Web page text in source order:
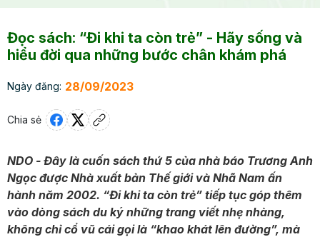
Đọc sách: “Đi khi ta còn trẻ” - Hãy sống và
hiểu đời qua những bước chân khám phá
Ngày đăng: 28/09/2023
Chia sẻ
NDO - Đây là cuốn sách thứ 5 của nhà báo Trương Anh
Ngọc được Nhà xuất bản Thế giới và Nhã Nam ấn
hành năm 2002. “Đi khi ta còn trẻ” tiếp tục góp thêm
vào dòng sách du ký những trang viết nhẹ nhàng,
không chỉ cổ vũ cái gọi là “khao khát lên đường”, mà